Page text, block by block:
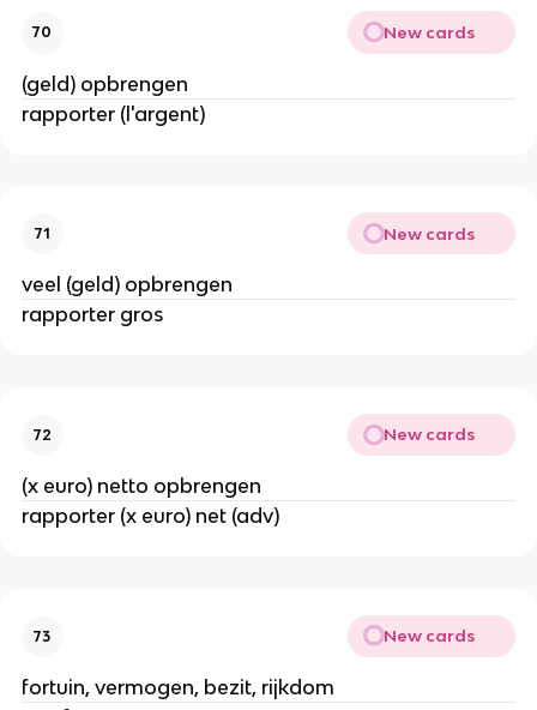
70 New cards
(geld) opbrengen
rapporter (l'argent)
71 New cards
veel (geld) opbrengen
rapporter gros
72 New cards
(x euro) netto opbrengen
rapporter (x euro) net (adv)
73 New cards
fortuin, vermogen, bezit, rijkdom